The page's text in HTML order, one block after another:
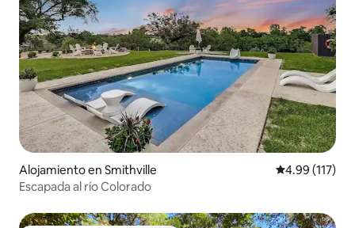
Alojamiento en Smithville Calificación
4.99 (117)
Escapada al río Colorado